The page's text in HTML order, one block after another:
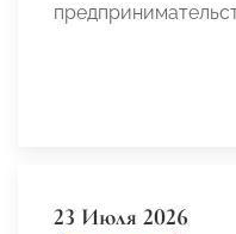
23 Июля 2026